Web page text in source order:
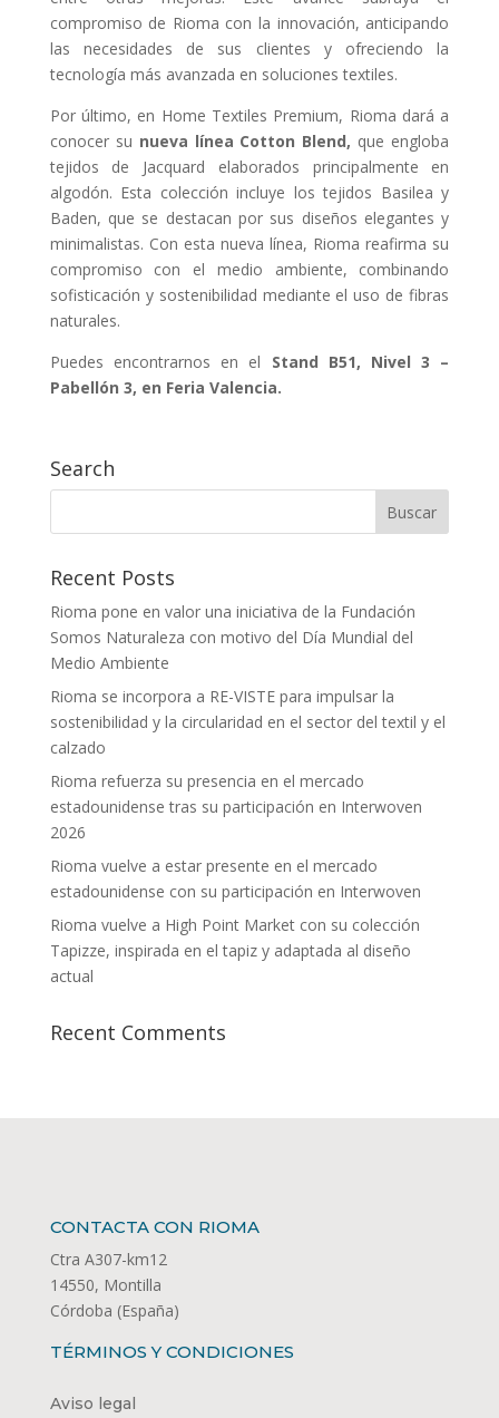
compromiso de Rioma con la innovación, anticipando
las necesidades de sus clientes y ofreciendo la
tecnología más avanzada en soluciones textiles.
Por último, en Home Textiles Premium, Rioma dará a
conocer su nueva línea Cotton Blend, que engloba
tejidos de Jacquard elaborados principalmente en
algodón. Esta colección incluye los tejidos Basilea y
Baden, que se destacan por sus diseños elegantes y
minimalistas. Con esta nueva línea, Rioma reafirma su
compromiso con el medio ambiente, combinando
sofisticación y sostenibilidad mediante el uso de fibras
naturales.
Puedes encontrarnos en el Stand B51, Nivel 3 –
Pabellón 3, en Feria Valencia.
Search
Recent Posts
Rioma pone en valor una iniciativa de la Fundación
Somos Naturaleza con motivo del Día Mundial del
Medio Ambiente
Rioma se incorpora a RE-VISTE para impulsar la
sostenibilidad y la circularidad en el sector del textil y el
calzado
Rioma refuerza su presencia en el mercado
estadounidense tras su participación en Interwoven
2026
Rioma vuelve a estar presente en el mercado
estadounidense con su participación en Interwoven
Rioma vuelve a High Point Market con su colección
Tapizze, inspirada en el tapiz y adaptada al diseño
actual
Recent Comments
CONTACTA CON RIOMA
Ctra A307-km12
14550, Montilla
Córdoba (España)
TÉRMINOS Y CONDICIONES
Aviso legal